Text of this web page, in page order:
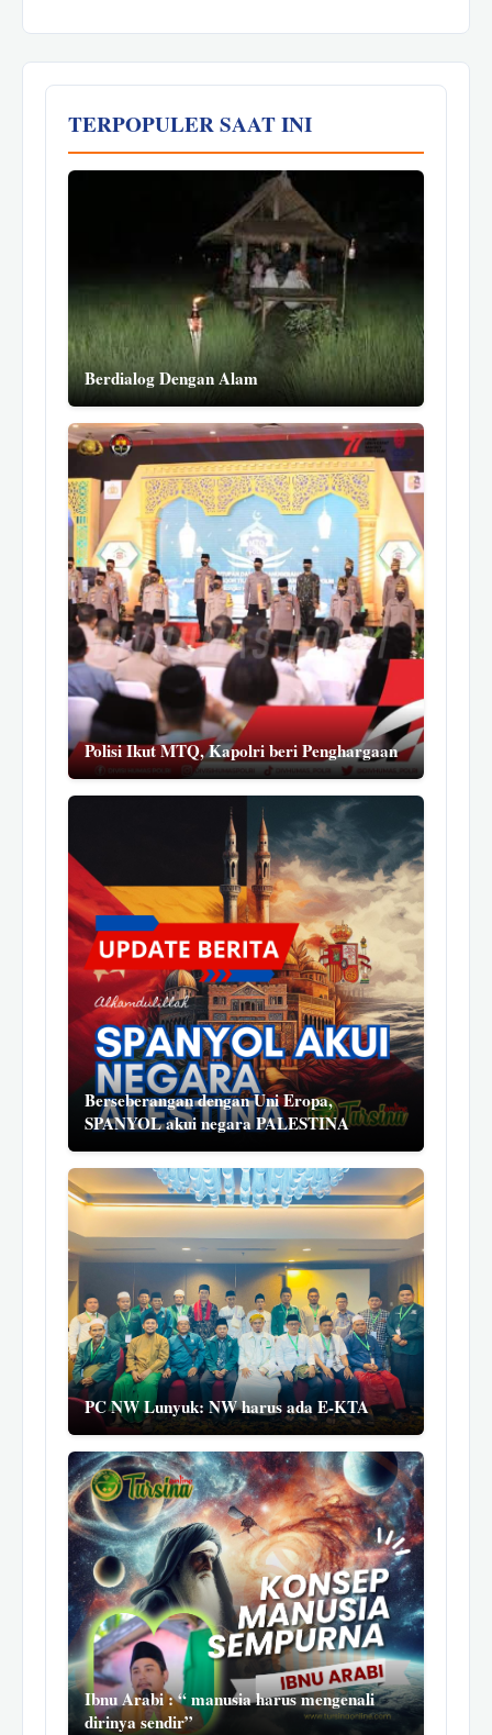
TERPOPULER SAAT INI
Berdialog Dengan Alam
Polisi Ikut MTQ, Kapolri beri Penghargaan
Berseberangan dengan Uni Eropa,
SPANYOL akui negara PALESTINA
PC NW Lunyuk: NW harus ada E-KTA
Ibnu Arabi : “ manusia harus mengenali
dirinya sendir”